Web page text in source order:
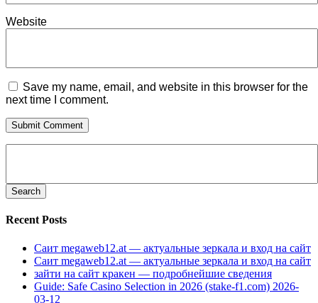
Website
Save my name, email, and website in this browser for the
next time I comment.
Recent Posts
Саит megaweb12.at — актуальные зеркала и вход на сайт
Саит megaweb12.at — актуальные зеркала и вход на сайт
зайти на сайт кракен — подробнейшие сведения
Guide: Safe Casino Selection in 2026 (stake-f1.com) 2026-
03-12